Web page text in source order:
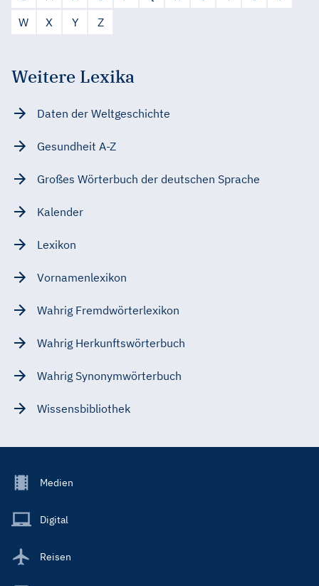
W
X Y Z
Weitere Lexika
Daten der Weltgeschichte
Gesundheit A-Z
Großes Wörterbuch der deutschen Sprache
Kalender
Lexikon
Vornamenlexikon
Wahrig Fremdwörterlexikon
Wahrig Herkunftswörterbuch
Wahrig Synonymwörterbuch
Wissensbibliothek
Footer
Main
Medien
Digital
Reisen